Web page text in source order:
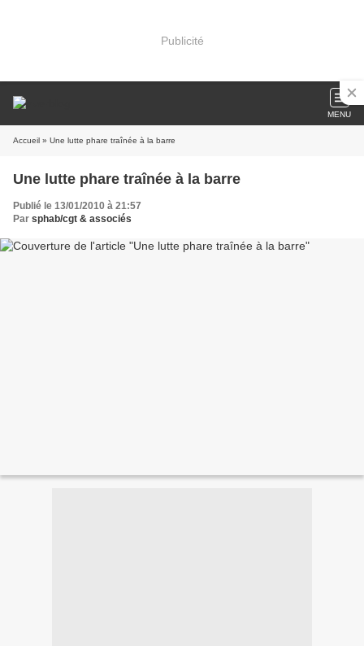
Publicité
MENU
Accueil » Une lutte phare traînée à la barre
Une lutte phare traînée à la barre
Publié le 13/01/2010 à 21:57
Par sphab/cgt & associés